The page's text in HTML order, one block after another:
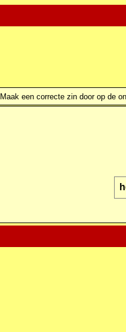
Maak een correcte zin door op de